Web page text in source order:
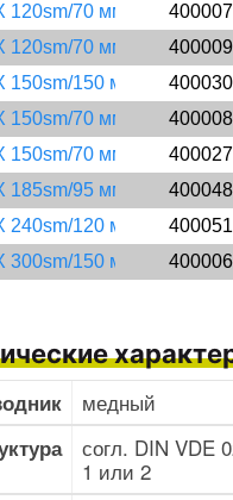
120sm/70 мм2
120sm/70 мм2
150sm/150 мм2
150sm/70 мм2
150sm/70 мм2
185sm/95 мм2
240sm/120 мм2
300sm/150 мм2
медный
согл. DIN VDE
1 или 2